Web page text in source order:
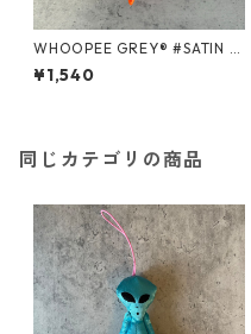
WHOOPEE GREY® #SATIN O
RANGE/Sサイズ
¥1,540
同じカテゴリの商品